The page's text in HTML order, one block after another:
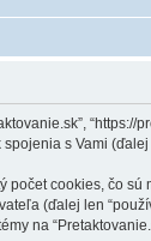
“https://
s Vami (ďalej
cookies, čo
(ďalej len
na